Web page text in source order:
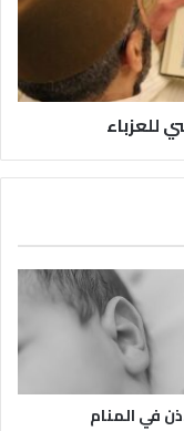
للعزباء
في المنام